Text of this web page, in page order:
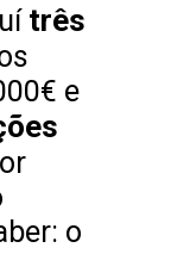
três
e
o